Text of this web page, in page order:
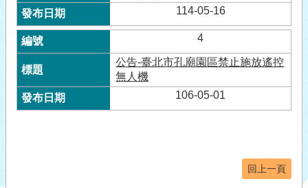
114-05-16
4
公告-臺北市孔廟園區禁止施放遙控
無人機
106-05-01
回上一頁